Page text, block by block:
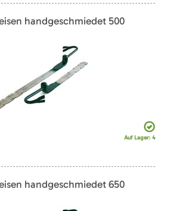
handgeschmiedet 500
Auf Lager: 4
handgeschmiedet 650